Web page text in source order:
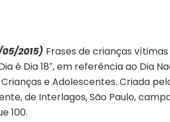
2015) Frases de crianças
é Dia 18″, em referência ao Dia
e Adolescentes. Criada
de Interlagos, São Paulo,
100.